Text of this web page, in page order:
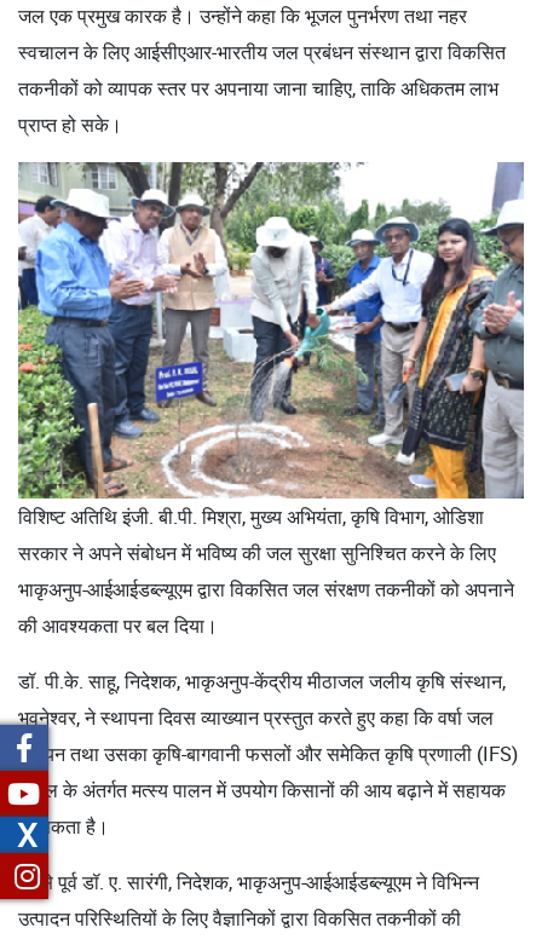
जल एक प्रमुख कारक है। उन्होंने कहा कि भूजल पुनर्भरण तथा नहर
स्वचालन के लिए आईसीएआर-भारतीय जल प्रबंधन संस्थान द्वारा विकसित
तकनीकों को व्यापक स्तर पर अपनाया जाना चाहिए, ताकि अधिकतम लाभ
प्राप्त हो सके।
विशिष्ट अतिथि इंजी. बी.पी. मिश्रा, मुख्य अभियंता, कृषि विभाग, ओडिशा
सरकार ने अपने संबोधन में भविष्य की जल सुरक्षा सुनिश्चित करने के लिए
भाकृअनुप-आईआईडब्ल्यूएम द्वारा विकसित जल संरक्षण तकनीकों को अपनाने
की आवश्यकता पर बल दिया।
डॉ. पी.के. साहू, निदेशक, भाकृअनुप-केंद्रीय मीठाजल जलीय कृषि संस्थान,
भुवनेश्वर, ने स्थापना दिवस व्याख्यान प्रस्तुत करते हुए कहा कि वर्षा जल
संचयन तथा उसका कृषि-बागवानी फसलों और समेकित कृषि प्रणाली (IFS)
मॉडल के अंतर्गत मत्स्य पालन में उपयोग किसानों की आय बढ़ाने में सहायक
हो सकता है।
इससे पूर्व डॉ. ए. सारंगी, निदेशक, भाकृअनुप-आईआईडब्ल्यूएम ने विभिन्न
उत्पादन परिस्थितियों के लिए वैज्ञानिकों द्वारा विकसित तकनीकों की
X